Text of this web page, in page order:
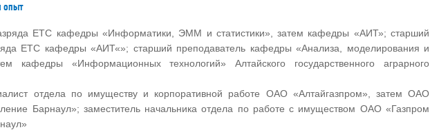
опыт
ЕТС кафедры «Информатики, ЭММ и статистики», затем кафедры «АИТ»; старший
ЕТС кафедры «АИТ«»; старший преподаватель кафедры «Анализа, моделирования и
кафедры «Информационных технологий» Алтайского государственного аграрного
отдела по имуществу и корпоративной работе ОАО «Алтайгазпром», затем ОАО
Барнаул»; заместитель начальника отдела по работе с имуществом ОАО «Газпром